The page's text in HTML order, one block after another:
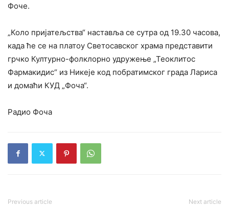
Фоче.
„Коло пријатељства“ наставља се сутра од 19.30 часова,
када ће се на платоу Светосавског храма представити
грчко Културно-фолклорно удружење „Теоклитос
Фармакидис“ из Никеје код побратимског града Лариса
и домаћи КУД „Фоча“.
Радио Фоча
Previous article Next article